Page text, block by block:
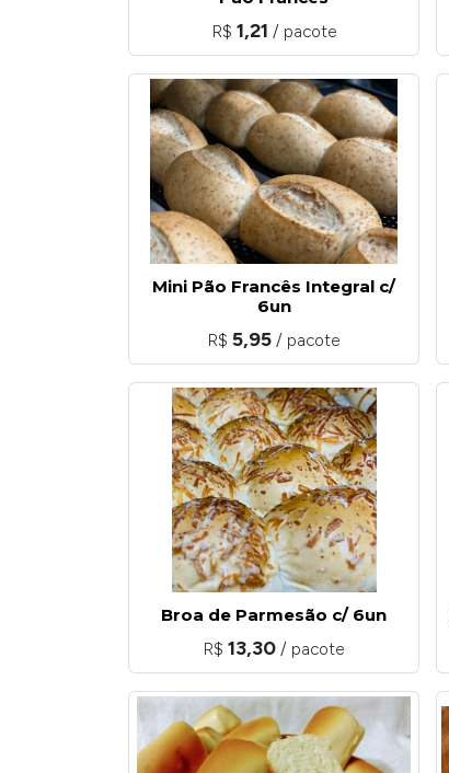
R$ 1,21 / pacote
Mini Pão Francês Integral c/
6un
R$ 5,95 / pacote
Broa de Parmesão c/ 6un
R$ 13,30 / pacote